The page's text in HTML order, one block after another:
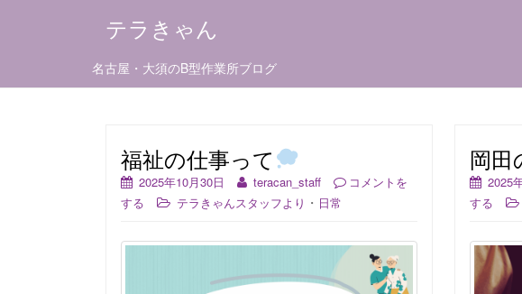
テラきゃん
名古屋・大須のB型作業所ブログ
福祉の仕事って
2025年10月30日 teracan_staff
コメントを
する
テラきゃんスタッフより ・ 日常
岡田
2025
する